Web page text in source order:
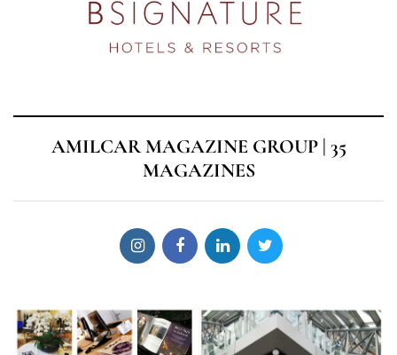
AMILCAR MAGAZINE GROUP | 35
MAGAZINES